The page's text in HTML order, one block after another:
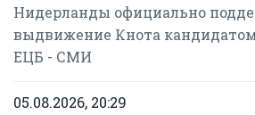
Нидерланды официально
выдвижение Кнота
ЕЦБ - СМИ
05.08.2026, 20:29